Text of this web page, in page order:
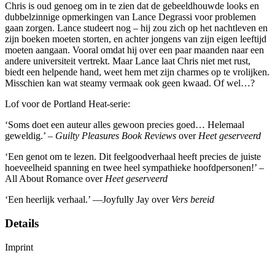
Chris is oud genoeg om in te zien dat de gebeeldhouwde looks en
dubbelzinnige opmerkingen van Lance Degrassi voor problemen
gaan zorgen. Lance studeert nog – hij zou zich op het nachtleven en
zijn boeken moeten storten, en achter jongens van zijn eigen leeftijd
moeten aangaan. Vooral omdat hij over een paar maanden naar een
andere universiteit vertrekt. Maar Lance laat Chris niet met rust,
biedt een helpende hand, weet hem met zijn charmes op te vrolijken.
Misschien kan wat steamy vermaak ook geen kwaad. Of wel…?
Lof voor de Portland Heat-serie:
‘Soms doet een auteur alles gewoon precies goed… Helemaal
geweldig.’ – Guilty Pleasures Book Reviews overHeet geserveerd
‘Een genot om te lezen. Dit feelgoodverhaal heeft precies de juiste
hoeveelheid spanning en twee heel sympathieke hoofdpersonen!’ –
All About Romance overHeet geserveerd
‘Een heerlijk verhaal.’ —Joyfully Jay over Vers bereid
Details
Imprint